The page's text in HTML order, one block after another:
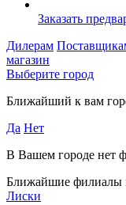
Заказать
Дилерам
магазин
Выберите город
Ближайший к вам
Да Нет
В Вашем городе нет
Ближайшие филиалы
Лиски